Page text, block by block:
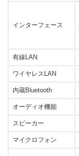
インターフェース
有線LAN
ワイヤレスLAN
内蔵Bluetooth
オーディオ機能
スピーカー
マイクロフォン